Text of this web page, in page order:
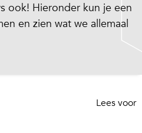
ook! Hieronder kun je een
en zien wat we allemaal
Lees voor